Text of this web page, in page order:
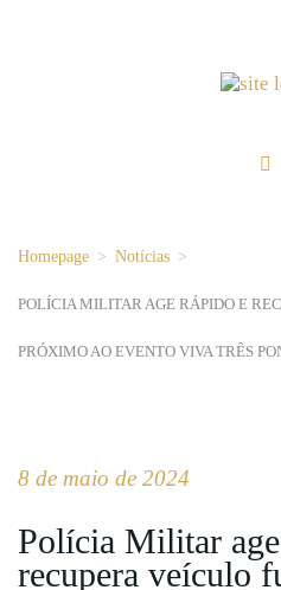
Homepage > Notícias >
POLÍCIA MILITAR AGE RÁPIDO E
PRÓXIMO AO EVENTO VIVA TRÊS
8 de maio de 2024
Polícia Militar
recupera veículo